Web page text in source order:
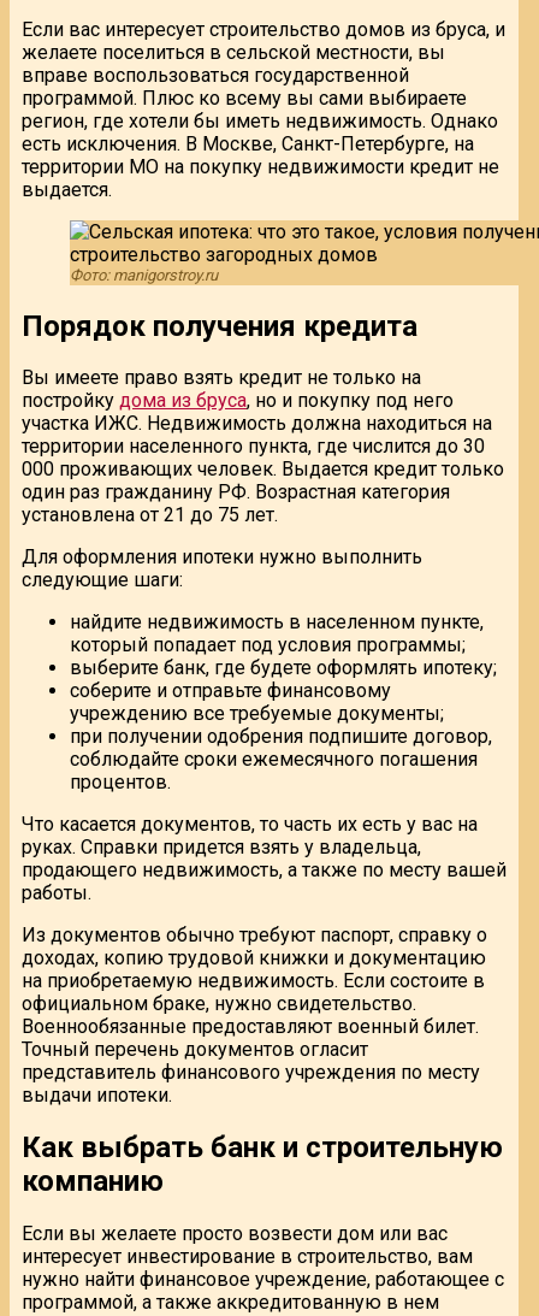
Если вас интересует строительство домов из бруса, и
желаете поселиться в сельской местности, вы
вправе воспользоваться государственной
программой. Плюс ко всему вы сами выбираете
регион, где хотели бы иметь недвижимость. Однако
есть исключения. В Москве, Санкт-Петербурге, на
территории МО на покупку недвижимости кредит не
выдается.
Фото: manigorstroy.ru
Порядок получения кредита
Вы имеете право взять кредит не только на
постройку дома из бруса, но и покупку под него
участка ИЖС. Недвижимость должна находиться на
территории населенного пункта, где числится до 30
000 проживающих человек. Выдается кредит только
один раз гражданину РФ. Возрастная категория
установлена от 21 до 75 лет.
Для оформления ипотеки нужно выполнить
следующие шаги:
найдите недвижимость в населенном пункте,
который попадает под условия программы;
выберите банк, где будете оформлять ипотеку;
соберите и отправьте финансовому
учреждению все требуемые документы;
при получении одобрения подпишите договор,
соблюдайте сроки ежемесячного погашения
процентов.
Что касается документов, то часть их есть у вас на
руках. Справки придется взять у владельца,
продающего недвижимость, а также по месту вашей
работы.
Из документов обычно требуют паспорт, справку о
доходах, копию трудовой книжки и документацию
на приобретаемую недвижимость. Если состоите в
официальном браке, нужно свидетельство.
Военнообязанные предоставляют военный билет.
Точный перечень документов огласит
представитель финансового учреждения по месту
выдачи ипотеки.
Как выбрать банк и строительную
компанию
Если вы желаете просто возвести дом или вас
интересует инвестирование в строительство, вам
нужно найти финансовое учреждение, работающее с
программой, а также аккредитованную в нем